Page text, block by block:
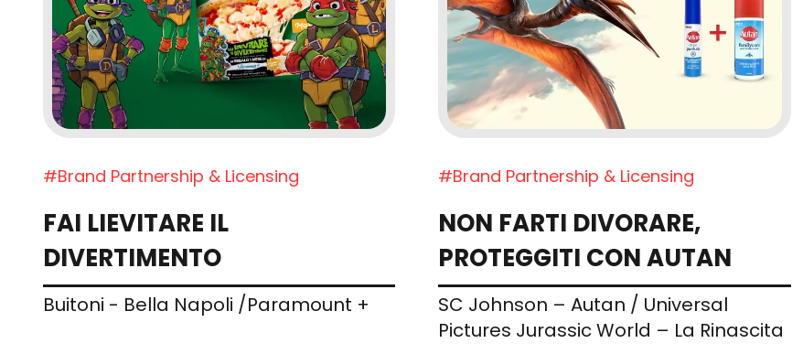
#Brand Partnership & Licensing
FAI LIEVITARE IL
DIVERTIMENTO
Buitoni - Bella Napoli /Paramount +
#Brand Partnership & Licensing
NON FARTI DIVORARE,
PROTEGGITI CON AUTAN
SC Johnson – Autan / Universal
Pictures Jurassic World – La Rinascita